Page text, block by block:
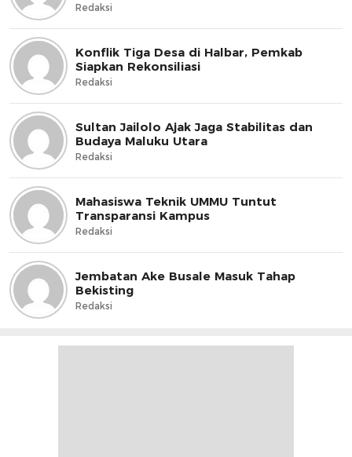
Redaksi
Konflik Tiga Desa di Halbar, Pemkab
Siapkan Rekonsiliasi
Redaksi
Sultan Jailolo Ajak Jaga Stabilitas dan
Budaya Maluku Utara
Redaksi
Mahasiswa Teknik UMMU Tuntut
Transparansi Kampus
Redaksi
Jembatan Ake Busale Masuk Tahap
Bekisting
Redaksi